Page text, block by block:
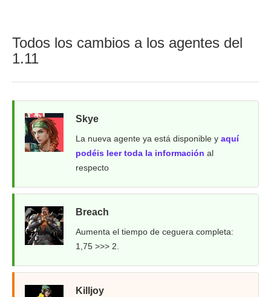
Todos los cambios a los agentes del
1.11
Skye
La nueva agente ya está disponible y aquí
podéis leer toda la información al
respecto
Breach
Aumenta el tiempo de ceguera completa:
1,75 >>> 2.
Killjoy